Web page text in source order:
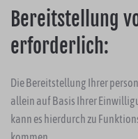
Bereitstellung
erforderlich:
Die Bereitstellung Ihrer
allein auf Basis Ihrer
kann es hierdurch zu